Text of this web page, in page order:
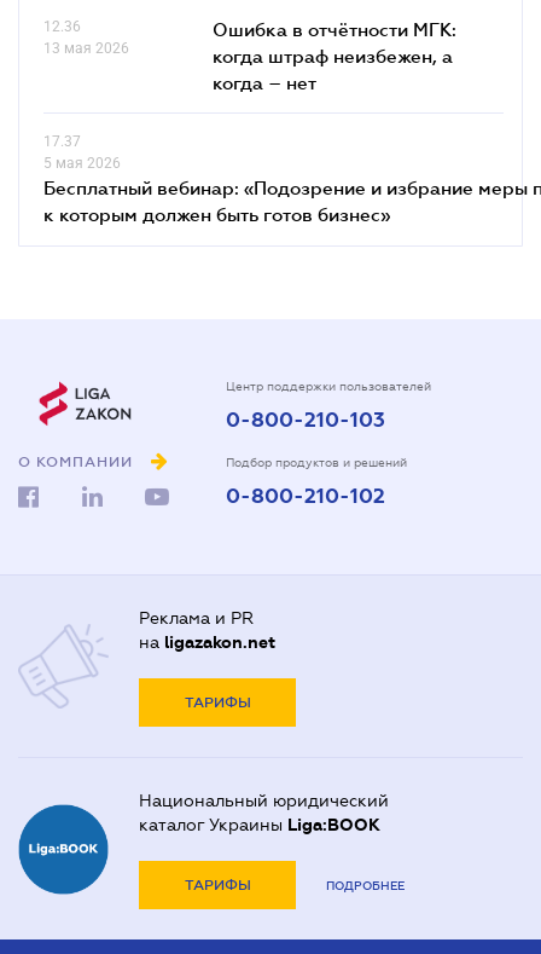
12.36
13 мая 2026
Ошибка в отчётности МГК:
когда штраф неизбежен, а
когда – нет
17.37
5 мая 2026
Бесплатный вебинар: «Подозрение и избрание меры
к которым должен быть готов бизнес»
О КОМПАНИИ
Центр поддержки пользователей
0-800-210-103
Подбор продуктов и решений
0-800-210-102
Реклама и PR
на ligazakon.net
ТАРИФЫ
Национальный юридический
каталог Украины Liga:BOOK
ТАРИФЫ ПОДРОБНЕЕ